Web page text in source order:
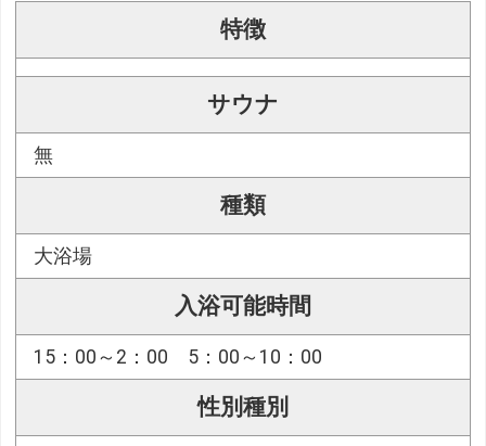
特徴
サウナ
無
種類
大浴場
入浴可能時間
15：00～2：00 5：00～10：00
性別種別